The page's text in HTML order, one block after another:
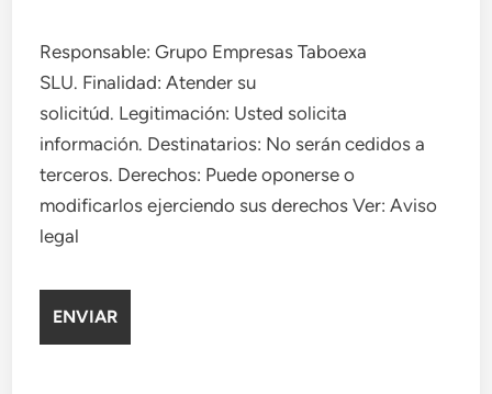
Responsable: Grupo Empresas Taboexa
SLU. Finalidad: Atender su
solicitúd. Legitimación: Usted solicita
información. Destinatarios: No serán cedidos a
terceros. Derechos: Puede oponerse o
modificarlos ejerciendo sus derechos Ver: Aviso
legal